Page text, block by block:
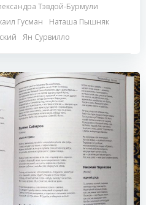
Тэвдой-Бурмули
Гусман
Наташа Пышняк
Ян Сурвилло